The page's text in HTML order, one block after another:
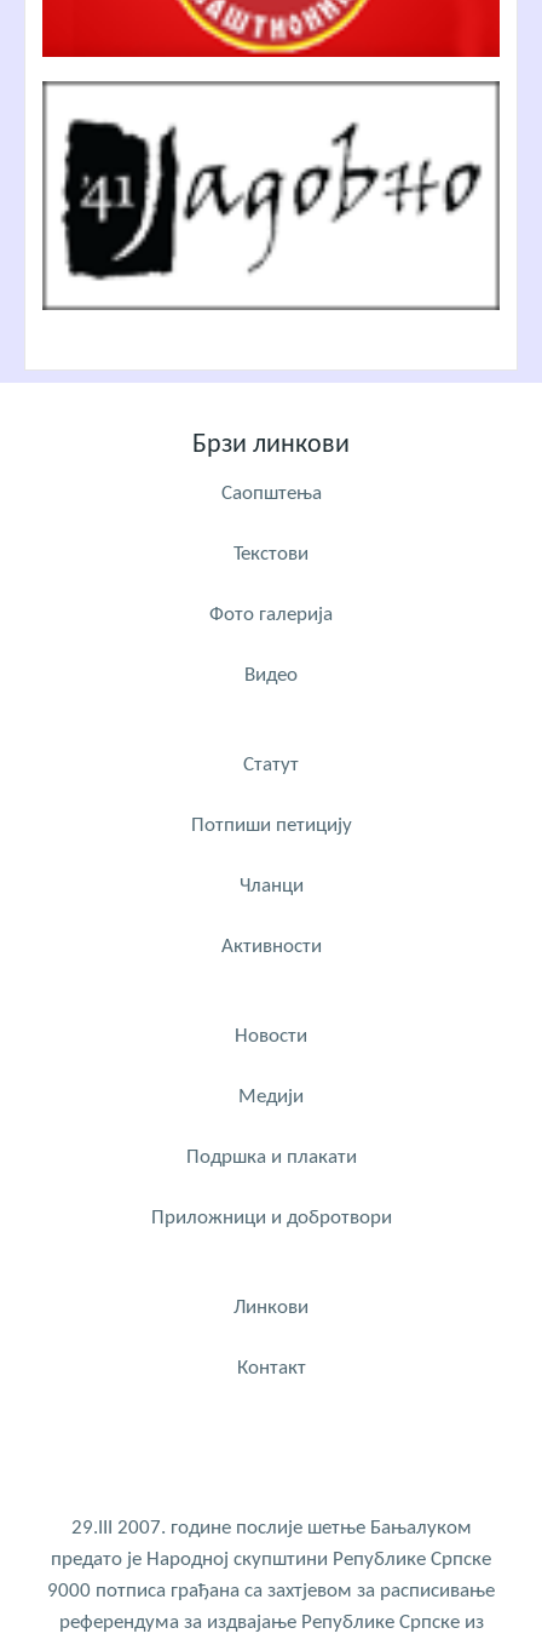
Брзи линкови
Саопштења
Текстови
Фото галерија
Видео
Статут
Потпиши петицију
Чланци
Активности
Новости
Медији
Подршка и плакати
Приложници и добротвори
Линкови
Контакт
29.III 2007. године послије шетње Бањалуком
предато је Народној скупштини Републике Српске
9000 потписа грађана са захтјевом за расписивање
референдума за издвајање Републике Српске из